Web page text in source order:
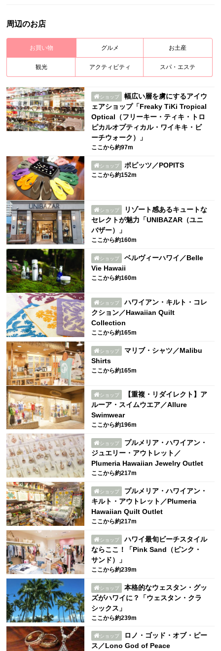
周辺のお店
お買い物 グルメ お土産
観光 アクティビティ スパ・エステ
ショップ
幅広い層を虜にするアイウ
ェアショップ「Freaky TiKi Tropical
Optical（フリーキー・ティキ・トロ
ピカルオプティカル・ワイキキ・ビ
ーチウォーク）」
ここから約97m
ショップ ポピッツ／POPITS
ここから約152m
ショップ
リゾート感あるキュートな
セレクトが魅力「UNIBAZAR（ユニ
バザー）」
ここから約160m
ショップ
ベルヴィーハワイ／Belle
Vie Hawaii
ここから約160m
ショップ
ハワイアン・キルト・コレ
クション／Hawaiian Quilt
Collection
ここから約165m
ショップ
マリブ・シャツ／Malibu
Shirts
ここから約165m
ショップ
【重複・リダイレクト】ア
ルーア・スイムウエア／Allure
Swimwear
ここから約196m
ショップ
プルメリア・ハワイアン・
ジュエリー・アウトレット／
Plumeria Hawaiian Jewelry Outlet
ここから約217m
ショップ
プルメリア・ハワイアン・
キルト・アウトレット／Plumeria
Hawaiian Quilt Outlet
ここから約217m
ショップ
ハワイ最旬ビーチスタイル
ならここ！「Pink Sand（ピンク・
サンド）」
ここから約239m
ショップ
本格的なウェスタン・グッ
ズがハワイに？「ウェスタン・クラ
シックス」
ここから約239m
ショップ
ロノ・ゴッド・オブ・ピー
ス／Lono God of Peace